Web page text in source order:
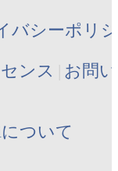
バシーポリ
ンス お問
ついて